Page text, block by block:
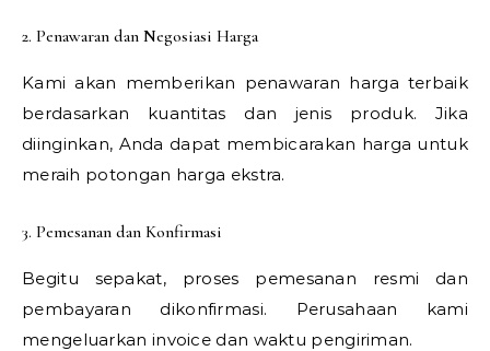
2. Penawaran dan Negosiasi Harga
Kami akan memberikan penawaran harga terbaik
berdasarkan kuantitas dan jenis produk. Jika
diinginkan, Anda dapat membicarakan harga untuk
meraih potongan harga ekstra.
3. Pemesanan dan Konfirmasi
Begitu sepakat, proses pemesanan resmi dan
pembayaran dikonfirmasi. Perusahaan kami
mengeluarkan invoice dan waktu pengiriman.